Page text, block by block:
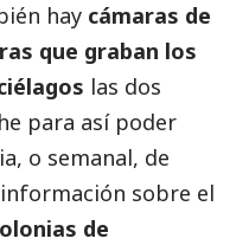
hay cámaras de
que graban los
las dos
para así poder
o semanal, de
sobre el
de